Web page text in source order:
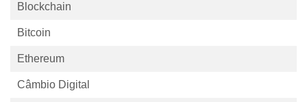
Blockchain
Bitcoin
Ethereum
Câmbio Digital